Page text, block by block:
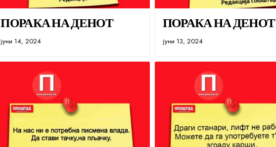
ПОРАКА НА ДЕНОТ
јуни 14, 2024
ПОРАКА НА ДЕНОТ
јуни 13, 2024